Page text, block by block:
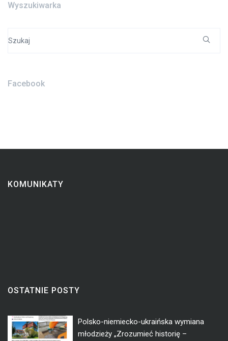
Wyszukiwarka
Facebook
KOMUNIKATY
OSTATNIE POSTY
Polsko-niemiecko-ukraińska wymiana
młodzieży „Zrozumieć historię –